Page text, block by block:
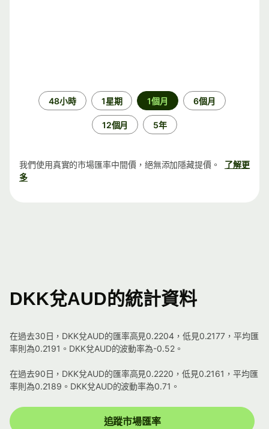
48小時 1星期 1個月 6個月
12個月 5年
我們使用真實的市場匯率中間價，絕無添加隱藏提價。
了解更
多
DKK兌AUD的統計資料
在過去30日，DKK兌AUD的匯率高見0.2204，低見0.2177，平均匯
率則為0.2191。DKK兌AUD的波動率為-0.52。
在過去90日，DKK兌AUD的匯率高見0.2220，低見0.2161，平均匯
率則為0.2189。DKK兌AUD的波動率為0.71。
追蹤市場匯率